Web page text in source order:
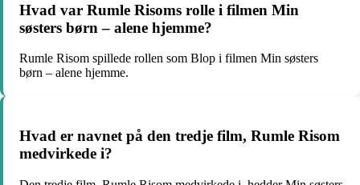
Hvad var Rumle Risoms rolle i filmen Min
søsters børn – alene hjemme?
Rumle Risom spillede rollen som Blop i filmen Min søsters
børn – alene hjemme.
Hvad er navnet på den tredje film, Rumle Risom
medvirkede i?